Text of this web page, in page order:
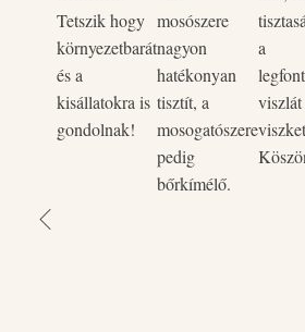
-Hipoallergén
- Csökkenti a gyűrődést,
-foszfátmentes, klórmentes,
-Biológiailag lebomló
-gazdaságosan adagolható
-Magyar termék
-Újratölthető flakon
Az öblítő hipoallergén,
pálmaolaj mentes, vegán,
Biológiailag jól lebomló
Tetszik hogy
környezetbarát
és a
kisállatokra is
gondolnak!
mosószere
nagyon
hatékonyan
tisztít, a
mosogatószere
pedig
bőrkímélő.
a
viszlát